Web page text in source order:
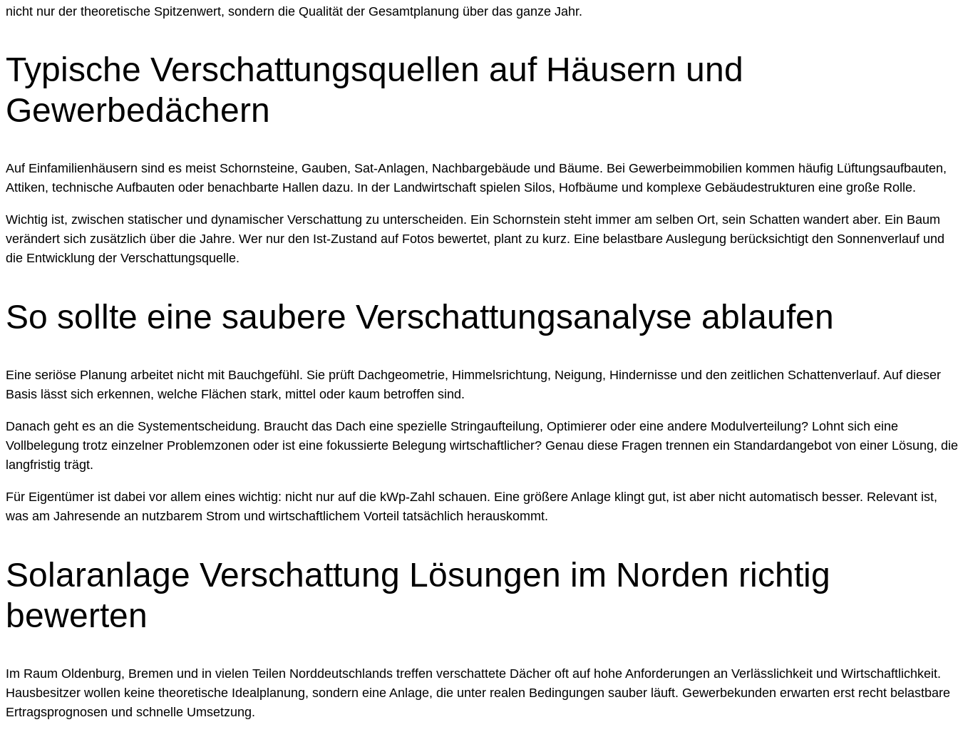
nicht nur der theoretische Spitzenwert, sondern die Qualität der Gesamtplanung über das ganze Jahr.
Typische Verschattungsquellen auf Häusern und
Gewerbedächern
Auf Einfamilienhäusern sind es meist Schornsteine, Gauben, Sat-Anlagen, Nachbargebäude und Bäume. Bei Gewerbeimmobilien kommen häufig Lüftungsaufbauten,
Attiken, technische Aufbauten oder benachbarte Hallen dazu. In der Landwirtschaft spielen Silos, Hofbäume und komplexe Gebäudestrukturen eine große Rolle.
Wichtig ist, zwischen statischer und dynamischer Verschattung zu unterscheiden. Ein Schornstein steht immer am selben Ort, sein Schatten wandert aber. Ein Baum
verändert sich zusätzlich über die Jahre. Wer nur den Ist-Zustand auf Fotos bewertet, plant zu kurz. Eine belastbare Auslegung berücksichtigt den Sonnenverlauf und
die Entwicklung der Verschattungsquelle.
So sollte eine saubere Verschattungsanalyse ablaufen
Eine seriöse Planung arbeitet nicht mit Bauchgefühl. Sie prüft Dachgeometrie, Himmelsrichtung, Neigung, Hindernisse und den zeitlichen Schattenverlauf. Auf dieser
Basis lässt sich erkennen, welche Flächen stark, mittel oder kaum betroffen sind.
Danach geht es an die Systementscheidung. Braucht das Dach eine spezielle Stringaufteilung, Optimierer oder eine andere Modulverteilung? Lohnt sich eine
Vollbelegung trotz einzelner Problemzonen oder ist eine fokussierte Belegung wirtschaftlicher? Genau diese Fragen trennen ein Standardangebot von einer Lösung, die
langfristig trägt.
Für Eigentümer ist dabei vor allem eines wichtig: nicht nur auf die kWp-Zahl schauen. Eine größere Anlage klingt gut, ist aber nicht automatisch besser. Relevant ist,
was am Jahresende an nutzbarem Strom und wirtschaftlichem Vorteil tatsächlich herauskommt.
Solaranlage Verschattung Lösungen im Norden richtig
bewerten
Im Raum Oldenburg, Bremen und in vielen Teilen Norddeutschlands treffen verschattete Dächer oft auf hohe Anforderungen an Verlässlichkeit und Wirtschaftlichkeit.
Hausbesitzer wollen keine theoretische Idealplanung, sondern eine Anlage, die unter realen Bedingungen sauber läuft. Gewerbekunden erwarten erst recht belastbare
Ertragsprognosen und schnelle Umsetzung.